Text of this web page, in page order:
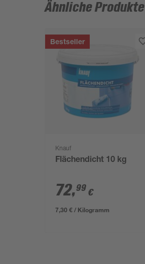
Ähnliche Produkte
Bestseller
Knauf
Flächendicht 10 kg
72,99 €
7,30 € / Kilogramm